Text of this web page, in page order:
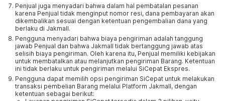
Penjual juga menyadari bahwa dalam hal pembatalan pesanan
karena Penjual tidak menginput nomor resi, dana pembayaran akan
dikembalikan sesuai dengan ketentuan pengembalian dana yang
berlaku di Jakmall.
Pengguna menyadari bahwa biaya pengiriman adalah tanggung
jawab Penjual dan bahwa Jakmall tidak bertanggung jawab atas
selisih biaya pengiriman. Oleh karena itu, Penjual memiliki kebijakan
untuk membatalkan atau melanjutkan pengiriman Barang. Ketentuan
ini tidak berlaku untuk pengiriman melalui SiCepat Ekspres.
Pengguna dapat memilih opsi pengiriman SiCepat untuk melakukan
transaksi pembelian Barang melalui Platform Jakmall, dengan
ketentuan sebagai berikut: